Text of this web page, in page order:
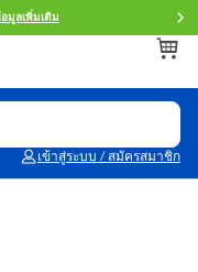
มูลเพิ่มเติม
เข้าสู่ระบบ / สมัครสมาชิก
บาทเป็นฮีโร่